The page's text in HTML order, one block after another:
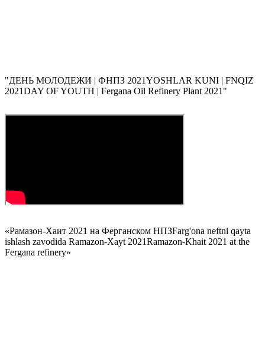
"ДЕНЬ МОЛОДЕЖИ | ФНПЗ 2021YOSHLAR KUNI | FNQIZ
2021DAY OF YOUTH | Fergana Oil Refinery Plant 2021 "
«Рамазон-Хаит 2021 на Ферганском НПЗFarg'ona neftni qayta
ishlash zavodida Ramazon-Xayt 2021Ramazon-Khait 2021 at the
Fergana refinery»